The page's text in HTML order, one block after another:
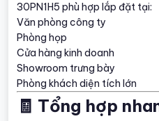
30PN1H5 phù hợp lắp đặt tại:
Văn phòng công ty
Phòng họp
Cửa hàng kinh doanh
Showroom trưng bày
Phòng khách diện tích lớn
🧾 Tổng hợp